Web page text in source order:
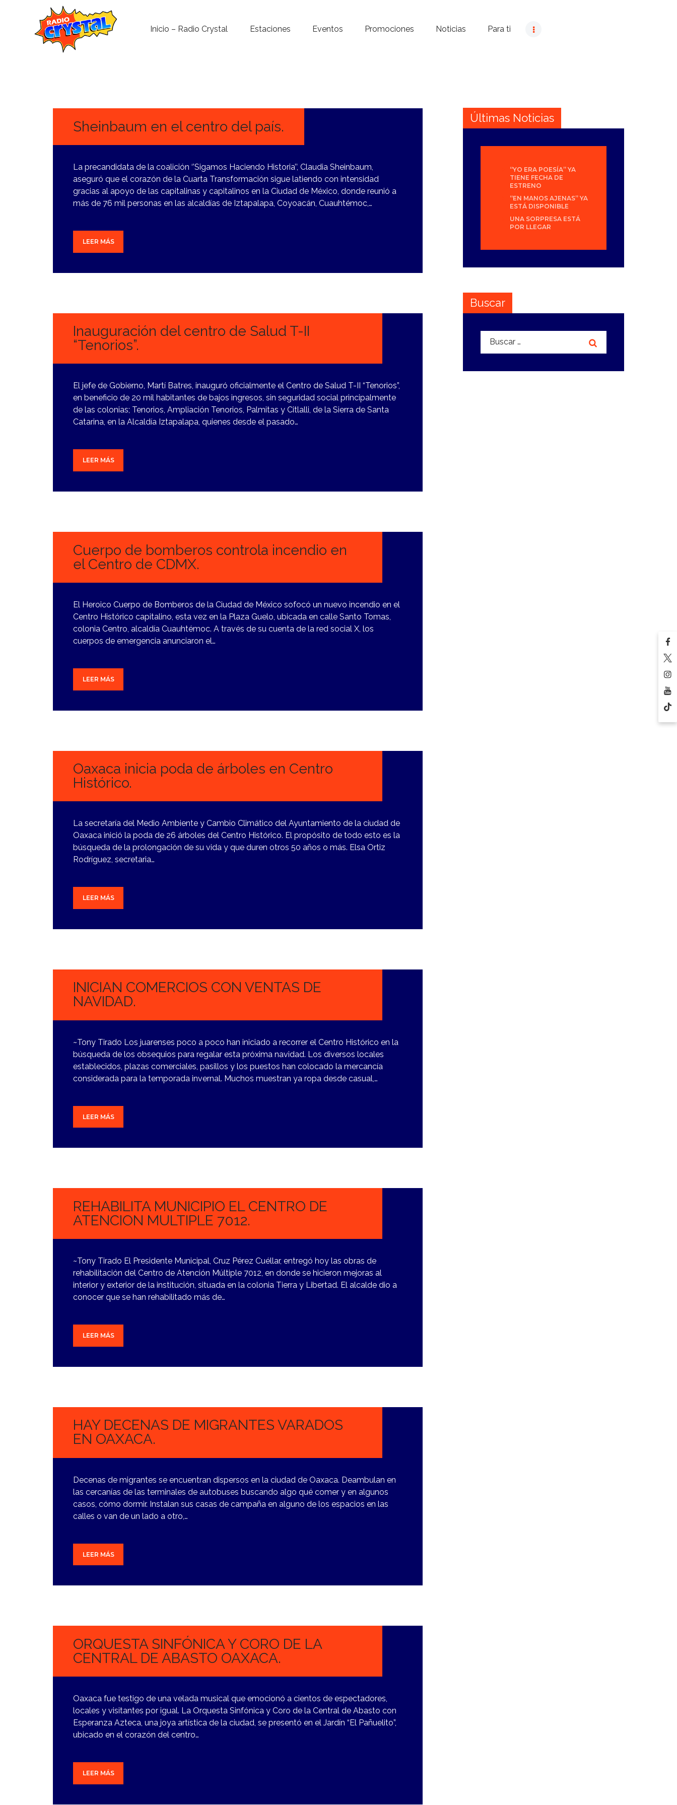
Inicio – Radio Crystal Estaciones Eventos Promociones Noticias Para ti
Noticias
Para ti
Contacto
Sheinbaum en el centro del país.
La precandidata de la coalición ‘’Sigamos Haciendo Historia’’, Claudia Sheinbaum,
aseguró que el corazón de la Cuarta Transformación sigue latiendo con intensidad
gracias al apoyo de las capitalinas y capitalinos en la Ciudad de México, donde reunió a
más de 76 mil personas en las alcaldías de Iztapalapa, Coyoacán, Cuauhtémoc,…
LEER MÁS
Inauguración del centro de Salud T-II
“Tenorios”.
El jefe de Gobierno, Martí Batres, inauguró oficialmente el Centro de Salud T-II “Tenorios”,
en beneficio de 20 mil habitantes de bajos ingresos, sin seguridad social principalmente
de las colonias; Tenorios, Ampliación Tenorios, Palmitas y Citlalli, de la Sierra de Santa
Catarina, en la Alcaldía Iztapalapa, quienes desde el pasado…
LEER MÁS
Cuerpo de bomberos controla incendio en
el Centro de CDMX.
El Heroico Cuerpo de Bomberos de la Ciudad de México sofocó un nuevo incendio en el
Centro Histórico capitalino, esta vez en la Plaza Guelo, ubicada en calle Santo Tomas,
colonia Centro, alcaldía Cuauhtémoc. A través de su cuenta de la red social X, los
cuerpos de emergencia anunciaron el…
LEER MÁS
Oaxaca inicia poda de árboles en Centro
Histórico.
La secretaría del Medio Ambiente y Cambio Climático del Ayuntamiento de la ciudad de
Oaxaca inició la poda de 26 árboles del Centro Histórico. El propósito de todo esto es la
búsqueda de la prolongación de su vida y que duren otros 50 años o más. Elsa Ortiz
Rodríguez, secretaria…
LEER MÁS
INICIAN COMERCIOS CON VENTAS DE
NAVIDAD.
~Tony Tirado Los juarenses poco a poco han iniciado a recorrer el Centro Histórico en la
búsqueda de los obsequios para regalar esta próxima navidad. Los diversos locales
establecidos, plazas comerciales, pasillos y los puestos han colocado la mercancía
considerada para la temporada invernal. Muchos muestran ya ropa desde casual,…
LEER MÁS
REHABILITA MUNICIPIO EL CENTRO DE
ATENCION MULTIPLE 7012.
~Tony Tirado El Presidente Municipal, Cruz Pérez Cuéllar, entregó hoy las obras de
rehabilitación del Centro de Atención Múltiple 7012, en donde se hicieron mejoras al
interior y exterior de la institución, situada en la colonia Tierra y Libertad. El alcalde dio a
conocer que se han rehabilitado más de…
LEER MÁS
HAY DECENAS DE MIGRANTES VARADOS
EN OAXACA.
Decenas de migrantes se encuentran dispersos en la ciudad de Oaxaca. Deambulan en
las cercanías de las terminales de autobuses buscando algo qué comer y en algunos
casos, cómo dormir. Instalan sus casas de campaña en alguno de los espacios en las
calles o van de un lado a otro,…
LEER MÁS
ORQUESTA SINFÓNICA Y CORO DE LA
CENTRAL DE ABASTO OAXACA.
Oaxaca fue testigo de una velada musical que emocionó a cientos de espectadores,
locales y visitantes por igual. La Orquesta Sinfónica y Coro de la Central de Abasto con
Esperanza Azteca, una joya artística de la ciudad, se presentó en el Jardín “El Pañuelito”,
ubicado en el corazón del centro…
LEER MÁS
Últimas Noticias
“YO ERA POESÍA” YA
TIENE FECHA DE
ESTRENO
“EN MANOS AJENAS” YA
ESTÁ DISPONIBLE
UNA SORPRESA ESTÁ
POR LLEGAR
Buscar
Buscar: